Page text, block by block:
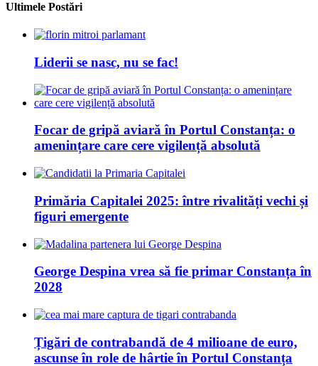
Ultimele Postări
Liderii se nasc, nu se fac!
Focar de gripă aviară în Portul Constanța: o
amenințare care cere vigilență absolută
Primăria Capitalei 2025: între rivalități vechi și
figuri emergente
George Despina vrea să fie primar Constanța în
2028
Țigări de contrabandă de 4 milioane de euro,
ascunse în role de hârtie în Portul Constanța